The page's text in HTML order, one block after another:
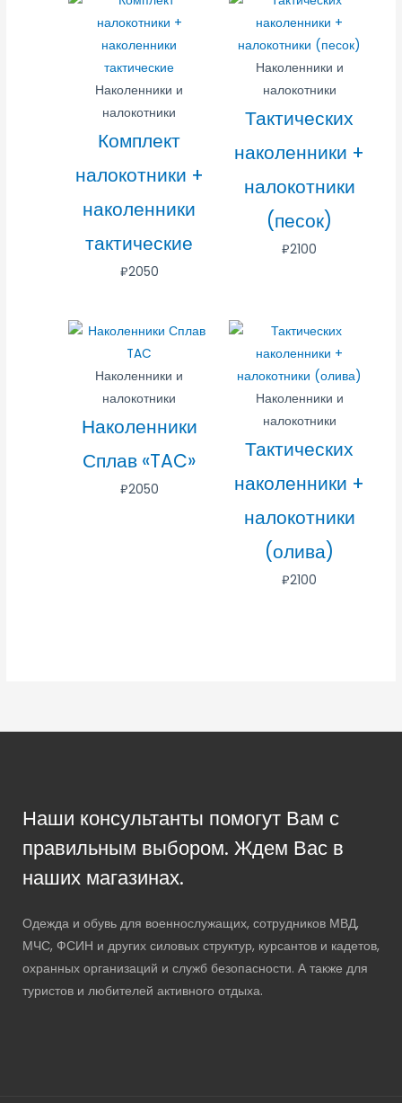
Наколенники и
налокотники
Комплект
налокотники +
наколенники
тактические
₽2050
Наколенники и
налокотники
Тактических
наколенники +
налокотники
(песок)
₽2100
Наколенники и
налокотники
Наколенники
Сплав «TAC»
₽2050
Наколенники и
налокотники
Тактических
наколенники +
налокотники
(олива)
₽2100
Наши консультанты помогут Вам с
правильным выбором. Ждем Вас в
наших магазинах.
Одежда и обувь для военнослужащих, сотрудников МВД,
МЧС, ФСИН и других силовых структур, курсантов и кадетов,
охранных организаций и служб безопасности. А также для
туристов и любителей активного отдыха.